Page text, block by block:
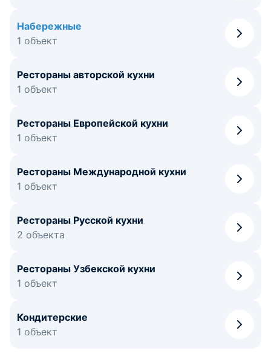
Набережные
1 объект
Рестораны авторской кухни
1 объект
Рестораны Европейской кухни
1 объект
Рестораны Международной кухни
1 объект
Рестораны Русской кухни
2 объекта
Рестораны Узбекской кухни
1 объект
Кондитерские
1 объект